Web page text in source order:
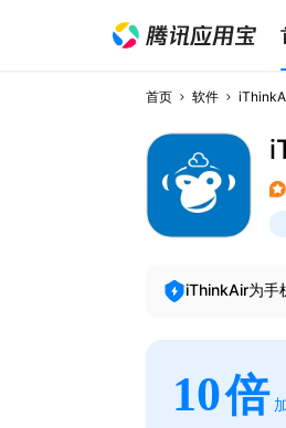
首页 软件
iThinkAir为手
10倍